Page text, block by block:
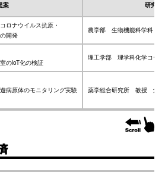
案 研究代
ロナウイルス抗原・
開発
農学部 生物機能科学科
のloT化の検証
理工学部 理学科化学コー
病原体のモニタリング実験 薬学総合研究所 教授 角